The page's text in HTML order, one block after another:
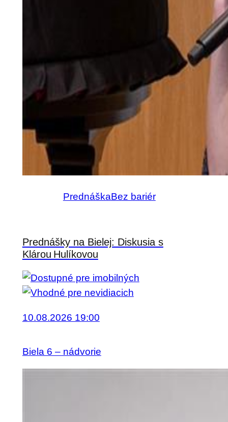
PrednáškaBez bariér
Prednášky na Bielej: Diskusia s
Klárou Hulíkovou
10.08.2026 19:00
Biela 6 – nádvorie